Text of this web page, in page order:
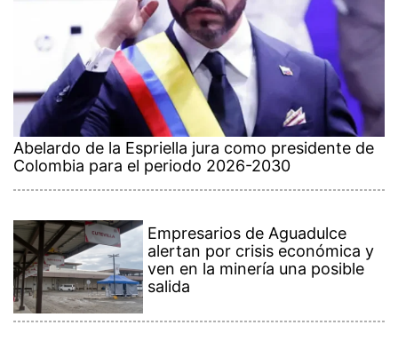
Abelardo de la Espriella jura como presidente de
Colombia para el periodo 2026-2030
Empresarios de Aguadulce
alertan por crisis económica y
ven en la minería una posible
salida